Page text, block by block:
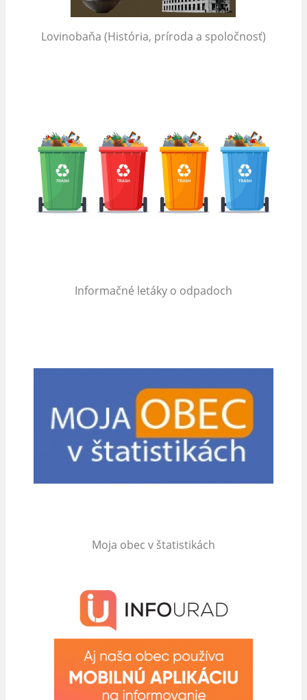
Lovinobaňa (História, príroda a spoločnosť)
Informačné letáky o odpadoch
Moja obec v štatistikách